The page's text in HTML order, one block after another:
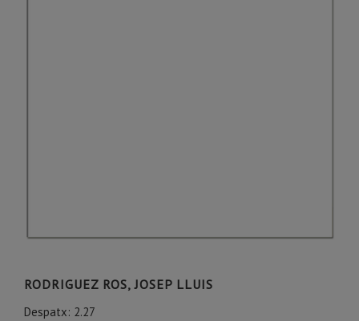
RODRIGUEZ ROS, JOSEP LLUIS
Despatx: 2.27